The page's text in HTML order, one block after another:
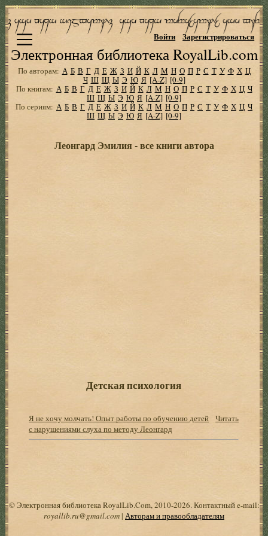
Электронная библиотека RoyalLib.com
Войти Зарегистрироваться
По авторам: А Б В Г Д Е Ж З И Й К Л М Н О П Р С Т У Ф Х Ц
Ч Ш Щ Ы Э Ю Я [A-Z] [0-9]
По книгам: А Б В Г Д Е Ж З И Й К Л М Н О П Р С Т У Ф Х Ц Ч
Ш Щ Ы Э Ю Я [A-Z] [0-9]
По сериям: А Б В Г Д Е Ж З И Й К Л М Н О П Р С Т У Ф Х Ц Ч
Ш Щ Ы Э Ю Я [A-Z] [0-9]
Леонгард Эмилия - все книги автора
Детская психология
Я не хочу молчать! Опыт работы по обучению детей
с нарушениями слуха по методу Леонгард
Читать
© Электронная библиотека RoyalLib.Com, 2010-2026. Контактный e-mail:
royallib.ru@gmail.com| Авторам и правообладателям